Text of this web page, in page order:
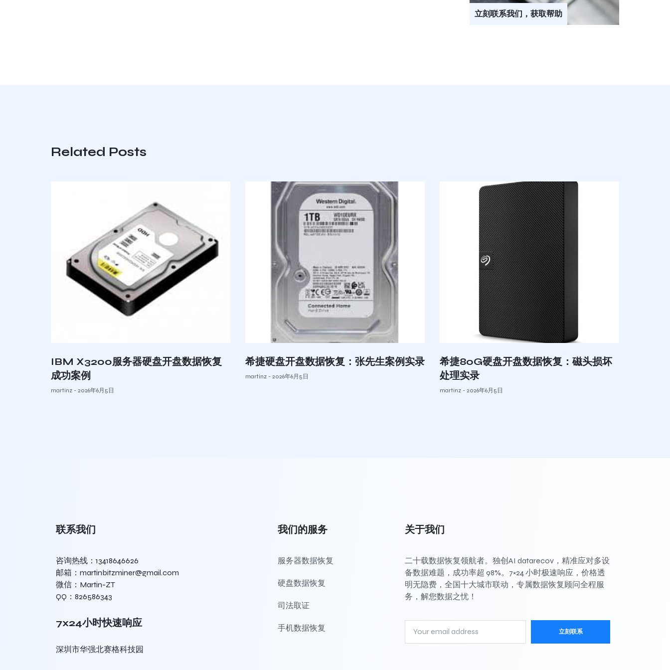
立刻联系我们，获取帮助
Related Posts
IBM X3200服务器硬盘开盘数据恢复
成功案例
martinz 2026年6月5日
希捷硬盘开盘数据恢复：张先生案例实录
martinz 2026年6月5日
希捷80G硬盘开盘数据恢复：磁头损坏
处理实录
martinz 2026年6月5日
联系我们
咨询热线：13418646626
邮箱：martinbitzminer@gmail.com
微信：Martin-ZT
QQ：826586343
7x24小时快速响应
深圳市华强北赛格科技园
我们的服务
服务器数据恢复
硬盘数据恢复
司法取证
手机数据恢复
关于我们
二十载数据恢复领航者。独创AI datarecov，精准应对多设
备数据难题，成功率超 98%。7×24 小时极速响应，价格透
明无隐费，全国十大城市联动，专属数据恢复顾问全程服
务，解您数据之忧！
立刻联系